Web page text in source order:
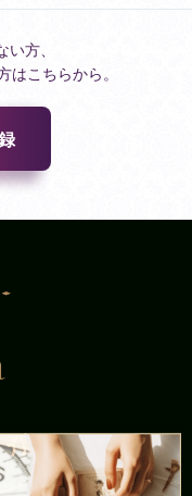
方、
こちらから。